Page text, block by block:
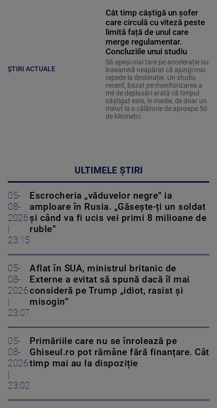
ȘTIRI ACTUALE
Cât timp câștigă un șofer
care circulă cu viteză peste
limită față de unul care
merge regulamentar.
Concluziile unui studiu
Să apeși mai tare pe accelerație nu
înseamnă neapărat că ajungi mai
repede la destinație. Un studiu
recent, bazat pe monitorizarea a
mii de deplasări arată că timpul
câștigat este, în medie, de doar un
minut la o călătorie de aproape 50
de kilometri.
ULTIMELE ȘTIRI
05-
08-
2026
23:15
Escrocheria „văduvelor negre” ia
amploare în Rusia. „Găsește-ți un soldat
și când va fi ucis vei primi 8 milioane de
ruble”
05-
08-
2026
23:07
Aflat în SUA, ministrul britanic de
Externe a evitat să spună dacă îl mai
consideră pe Trump „idiot, rasist și
misogin”
05-
08-
2026
23:02
Primăriile care nu se înrolează pe
Ghiseul.ro pot rămâne fără finanțare. Cât
timp mai au la dispoziție